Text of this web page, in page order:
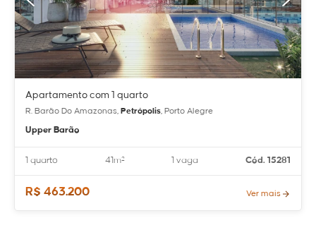
Apartamento com 1 quarto
R. Barão Do Amazonas, Petrópolis, Porto Alegre
Upper Barão
1 quarto 41m² 1 vaga Cód. 15281
R$ 463.200 Ver mais